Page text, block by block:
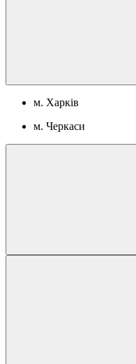
м. Харків
м. Черкаси